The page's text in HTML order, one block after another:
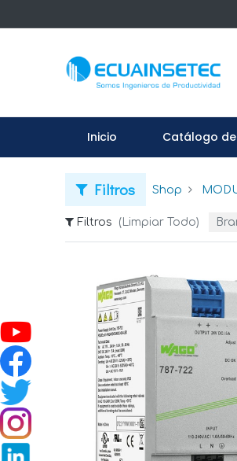
Inicio Catálogo
Filtros Shop
Filtros (Limpiar Todo)